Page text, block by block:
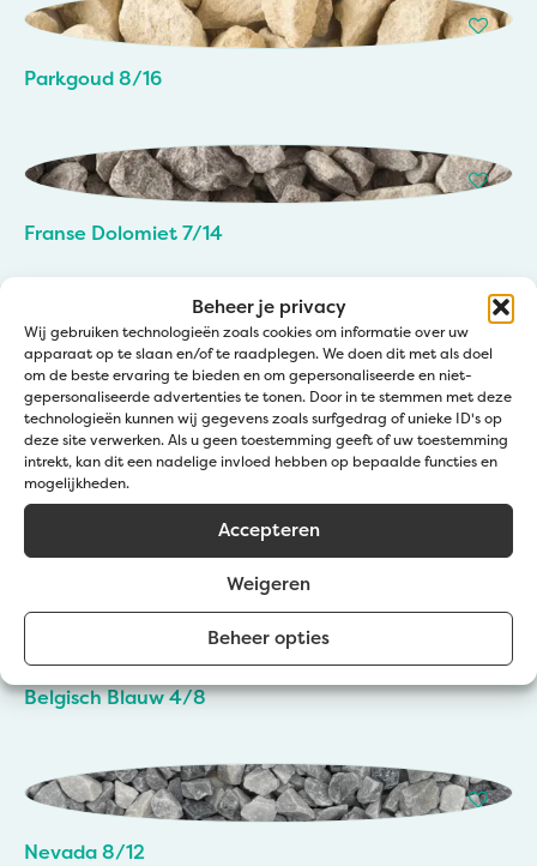
Beheer je privacy
Wij gebruiken technologieën zoals cookies om informatie over uw
apparaat op te slaan en/of te raadplegen. We doen dit met als doel
om de beste ervaring te bieden en om gepersonaliseerde en niet-
gepersonaliseerde advertenties te tonen. Door in te stemmen met deze
technologieën kunnen wij gegevens zoals surfgedrag of unieke ID's op
deze site verwerken. Als u geen toestemming geeft of uw toestemming
intrekt, kan dit een nadelige invloed hebben op bepaalde functies en
mogelijkheden.
Accepteren
Weigeren
Beheer opties
Parkgoud 8/16
Franse Dolomiet 7/14
Franse Dolomiet 4/6
Belgisch Blauw 4/8
Nevada 8/12